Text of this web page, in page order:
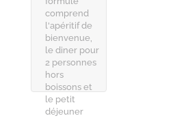
comprend
l'apéritif de
bienvenue,
le diner pour
2 personnes
hors
boissons et
le petit
déjeuner